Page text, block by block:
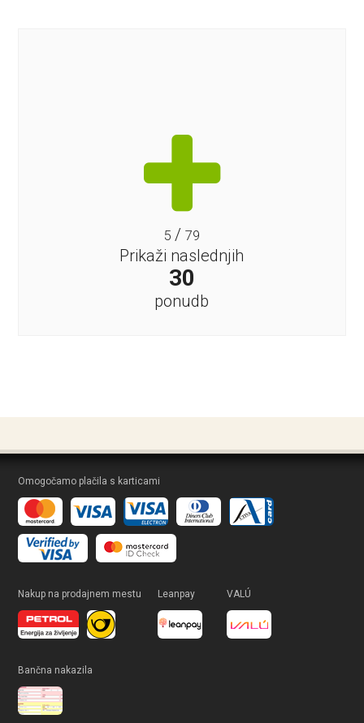
5 /79
Prikaži naslednjih
30
ponudb
Omogočamo plačila s karticami
Nakup na prodajnem mestu Leanpay VALÚ
Bančna nakazila